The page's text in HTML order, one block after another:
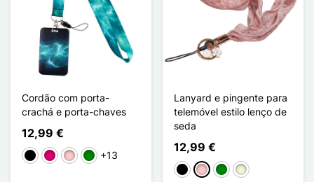
Cordão com porta-
crachá e porta-chaves
12,99 €
PretoMagenta
RosaVerde+13
Lanyard e pingente para
telemóvel estilo lenço de
seda
12,99 €
PretoRosaVerdeBege